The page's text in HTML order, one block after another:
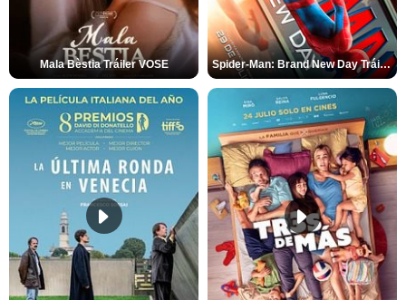
Mala Bèstia Tráiler VOSE Spider-Man: Brand New Day Tráiler (3)